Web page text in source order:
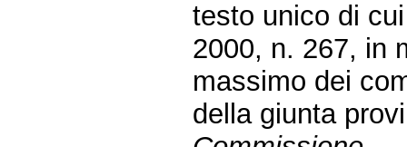
testo unico di
2000, n. 267, in
massimo dei
della giunta